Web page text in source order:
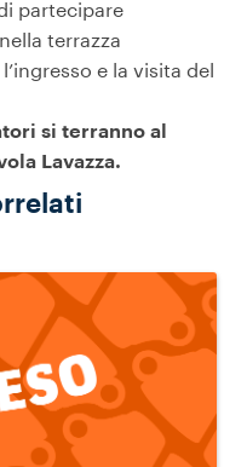
partecipare
terrazza
e la visita del
si terranno al
Lavazza.